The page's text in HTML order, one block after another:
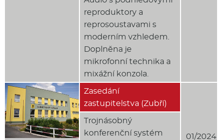
reproduktory a
reprosoustavami s
moderním vzhledem.
Doplněna je
mikrofonní technika a
mixážní konzola.
Zasedání
zastupitelstva (Zubří)
01/2024
Trojnásobný
konferenční systém